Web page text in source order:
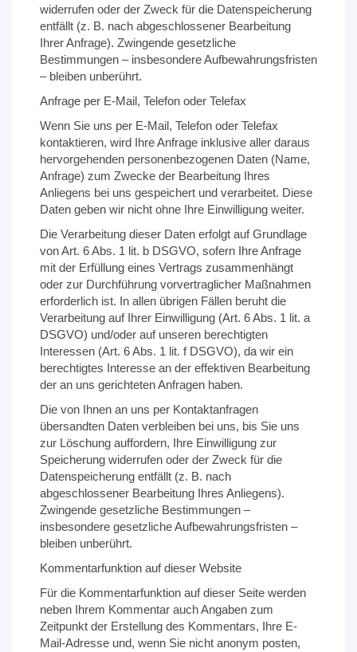
widerrufen oder der Zweck für die Datenspeicherung
entfällt (z. B. nach abgeschlossener Bearbeitung
Ihrer Anfrage). Zwingende gesetzliche
Bestimmungen – insbesondere Aufbewahrungsfristen
– bleiben unberührt.
Anfrage per E-Mail, Telefon oder Telefax
Wenn Sie uns per E-Mail, Telefon oder Telefax
kontaktieren, wird Ihre Anfrage inklusive aller daraus
hervorgehenden personenbezogenen Daten (Name,
Anfrage) zum Zwecke der Bearbeitung Ihres
Anliegens bei uns gespeichert und verarbeitet. Diese
Daten geben wir nicht ohne Ihre Einwilligung weiter.
Die Verarbeitung dieser Daten erfolgt auf Grundlage
von Art. 6 Abs. 1 lit. b DSGVO, sofern Ihre Anfrage
mit der Erfüllung eines Vertrags zusammenhängt
oder zur Durchführung vorvertraglicher Maßnahmen
erforderlich ist. In allen übrigen Fällen beruht die
Verarbeitung auf Ihrer Einwilligung (Art. 6 Abs. 1 lit. a
DSGVO) und/oder auf unseren berechtigten
Interessen (Art. 6 Abs. 1 lit. f DSGVO), da wir ein
berechtigtes Interesse an der effektiven Bearbeitung
der an uns gerichteten Anfragen haben.
Die von Ihnen an uns per Kontaktanfragen
übersandten Daten verbleiben bei uns, bis Sie uns
zur Löschung auffordern, Ihre Einwilligung zur
Speicherung widerrufen oder der Zweck für die
Datenspeicherung entfällt (z. B. nach
abgeschlossener Bearbeitung Ihres Anliegens).
Zwingende gesetzliche Bestimmungen –
insbesondere gesetzliche Aufbewahrungsfristen –
bleiben unberührt.
Kommentarfunktion auf dieser Website
Für die Kommentarfunktion auf dieser Seite werden
neben Ihrem Kommentar auch Angaben zum
Zeitpunkt der Erstellung des Kommentars, Ihre E-
Mail-Adresse und, wenn Sie nicht anonym posten,